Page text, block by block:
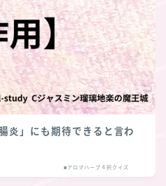
炎」にも期待できると言わ
■アロマハーブ４択クイズ